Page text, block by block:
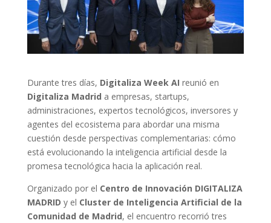
Durante tres días, Digitaliza Week AI reunió en
Digitaliza Madrid a empresas, startups,
administraciones, expertos tecnológicos, inversores y
agentes del ecosistema para abordar una misma
cuestión desde perspectivas complementarias: cómo
está evolucionando la inteligencia artificial desde la
promesa tecnológica hacia la aplicación real.
Organizado por el Centro de Innovación DIGITALIZA
MADRID y el Cluster de Inteligencia Artificial de la
Comunidad de Madrid, el encuentro recorrió tres